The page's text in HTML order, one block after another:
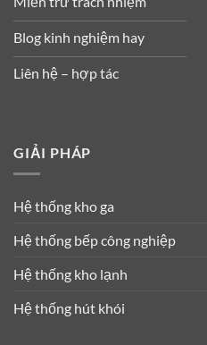
Blog kinh nghiệm hay
Liên hệ – hợp tác
GIẢI PHÁP
Hệ thống kho ga
Hệ thống bếp công nghiệp
Hệ thống kho lạnh
Hệ thống hút khói